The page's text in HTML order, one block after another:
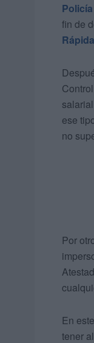
fin de
Rápida
ese
no
Por
En
tener